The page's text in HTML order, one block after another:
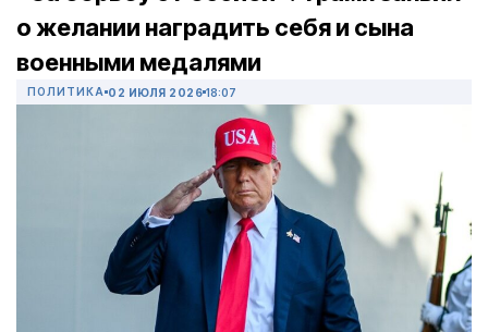
о желании наградить себя и сына
военными медалями
ПОЛИТИКА 02 ИЮЛЯ 2026 18:07